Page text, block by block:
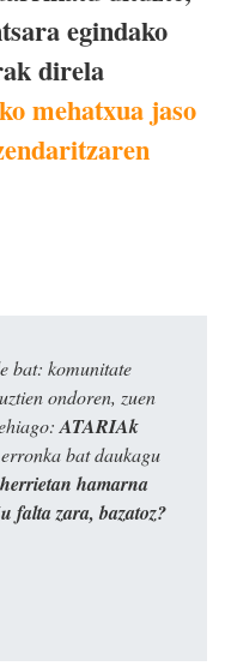
egindako
direla
mehatxua jaso
bat: komunitate
ondoren, zuen
ATARIAk
bat daukagu
hamarna
falta zara, bazatoz?